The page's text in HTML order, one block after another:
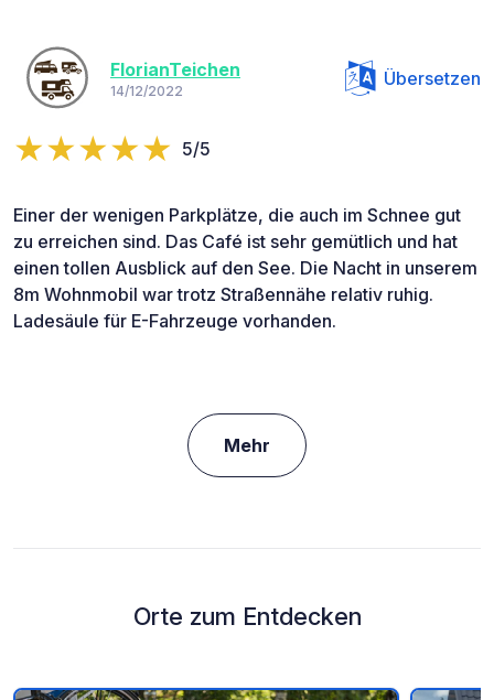
FlorianTeichen
14/12/2022
Übersetzen
5/5
Einer der wenigen Parkplätze, die auch im Schnee gut
zu erreichen sind. Das Café ist sehr gemütlich und hat
einen tollen Ausblick auf den See. Die Nacht in unserem
8m Wohnmobil war trotz Straßennähe relativ ruhig.
Ladesäule für E-Fahrzeuge vorhanden.
Mehr
Orte zum Entdecken